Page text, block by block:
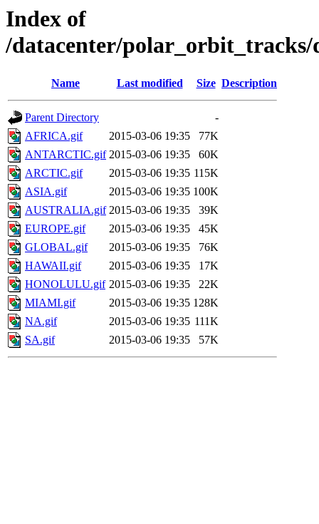
Index of
/datacenter/polar_orbit_tracks/
Name Last modified Size Description
Parent Directory
-
AFRICA.gif
2015-03-06 19:35
77K
ANTARCTIC.gif 2015-03-06 19:35
60K
ARCTIC.gif
2015-03-06 19:35 115K
ASIA.gif
2015-03-06 19:35 100K
AUSTRALIA.gif 2015-03-06 19:35
39K
EUROPE.gif
2015-03-06 19:35
45K
GLOBAL.gif
2015-03-06 19:35
76K
HAWAII.gif
2015-03-06 19:35
17K
HONOLULU.gif 2015-03-06 19:35
22K
MIAMI.gif
2015-03-06 19:35 128K
NA.gif
2015-03-06 19:35 111K
SA.gif
2015-03-06 19:35 57K